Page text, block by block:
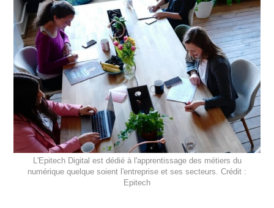
L'Epitech Digital est dédié à l'apprentissage des métiers du
numérique quelque soient l'entreprise et ses secteurs. Crédit :
Epitech